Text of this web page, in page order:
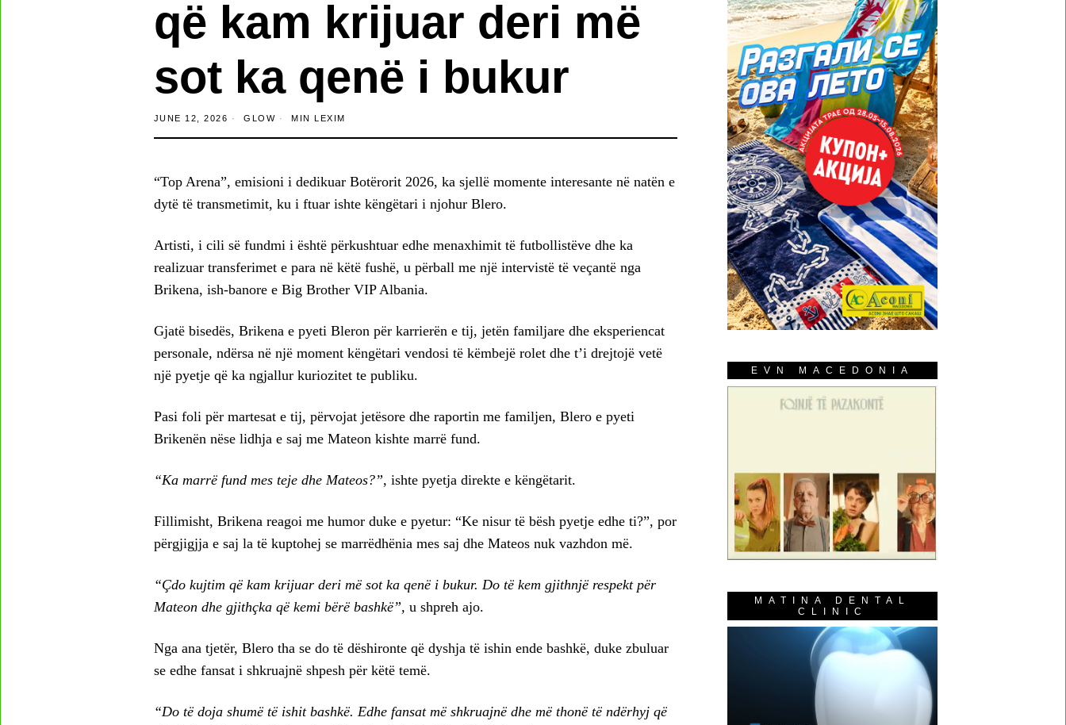
që kam krijuar deri më
sot ka qenë i bukur
JUNE 12, 2026 GLOW MIN LEXIM
“Top Arena”, emisioni i dedikuar Botërorit 2026, ka sjellë momente interesante në natën e
dytë të transmetimit, ku i ftuar ishte këngëtari i njohur Blero.
Artisti, i cili së fundmi i është përkushtuar edhe menaxhimit të futbollistëve dhe ka
realizuar transferimet e para në këtë fushë, u përball me një intervistë të veçantë nga
Brikena, ish-banore e Big Brother VIP Albania.
Gjatë bisedës, Brikena e pyeti Bleron për karrierën e tij, jetën familjare dhe eksperiencat
personale, ndërsa në një moment këngëtari vendosi të këmbejë rolet dhe t’i drejtojë vetë
një pyetje që ka ngjallur kuriozitet te publiku.
Pasi foli për martesat e tij, përvojat jetësore dhe raportin me familjen, Blero e pyeti
Brikenën nëse lidhja e saj me Mateon kishte marrë fund.
“Ka marrë fund mes teje dhe Mateos?”, ishte pyetja direkte e këngëtarit.
Fillimisht, Brikena reagoi me humor duke e pyetur: “Ke nisur të bësh pyetje edhe ti?”, por
përgjigjja e saj la të kuptohej se marrëdhënia mes saj dhe Mateos nuk vazhdon më.
“Çdo kujtim që kam krijuar deri më sot ka qenë i bukur. Do të kem gjithnjë respekt për
Mateon dhe gjithçka që kemi bërë bashkë”, u shpreh ajo.
Nga ana tjetër, Blero tha se do të dëshironte që dyshja të ishin ende bashkë, duke zbuluar
se edhe fansat i shkruajnë shpesh për këtë temë.
“Do të doja shumë të ishit bashkë. Edhe fansat më shkruajnë dhe më thonë të ndërhyj që
EVN MACEDONIA
MATINA DENTAL
CLINIC